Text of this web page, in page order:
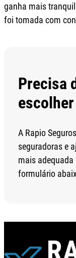
ganha mais
foi tomada com
Precisa
A Rapio
seguradoras e
mais adequada
formulário